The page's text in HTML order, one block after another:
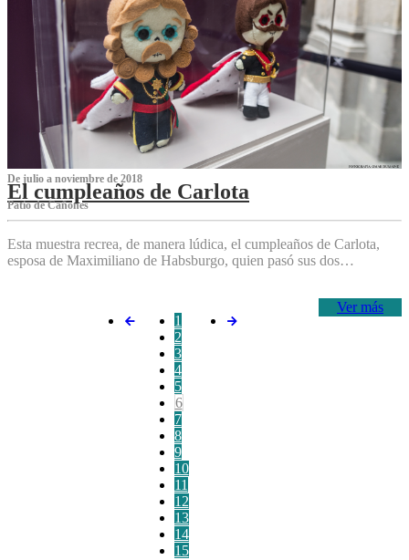
De julio a noviembre de 2018
El cumpleaños de Carlota
Patio de Cañones
Esta muestra recrea, de manera lúdica, el cumpleaños de Carlota,
esposa de Maximiliano de Habsburgo, quien pasó sus dos…
Ver más
1
2
3
4
5
6
7
8
9
10
11
12
13
14
15